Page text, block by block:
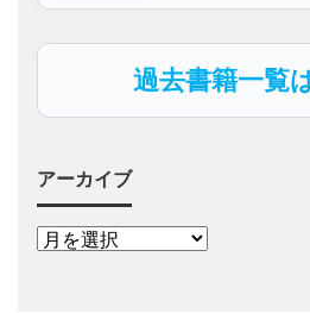
過去書籍一覧
アーカイブ